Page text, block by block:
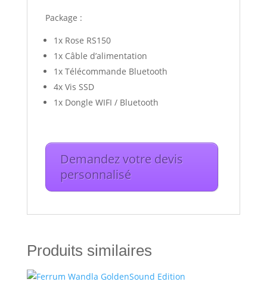
Package :
1x Rose RS150
1x Câble d’alimentation
1x Télécommande Bluetooth
4x Vis SSD
1x Dongle WIFI / Bluetooth
Demandez votre devis
personnalisé
Produits similaires